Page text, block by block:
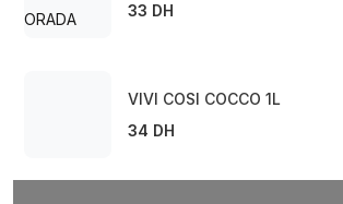
33 DH
VIVI COSI COCCO 1L
34 DH